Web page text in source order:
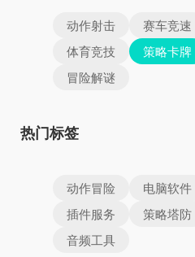
动作射击 赛车竞速
体育竞技
策略卡牌
冒险解谜
热门标签
动作冒险 电脑软件
插件服务
策略塔防
音频工具